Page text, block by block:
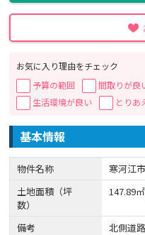
お気に入り理由をチェック
予算の範囲
間取りが良
生活環境が良い
とりあ
基本情報
物件名称
寒河江
土地面積（坪
数）
147.89
備考 北側道